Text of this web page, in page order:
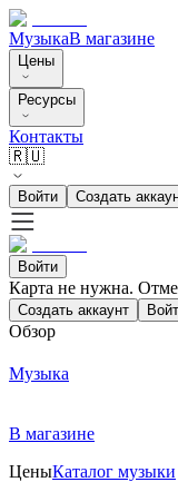
МузыкаВ магазине
Цены
Ресурсы
Контакты
🇷🇺
Войти Создать
Войти
Карта не нужна.
Создать аккаунт
Обзор
Музыка
В магазине
ЦеныКаталог музыки